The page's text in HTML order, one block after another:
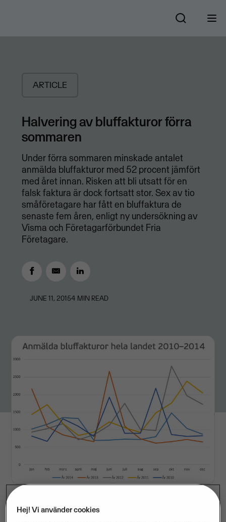
ARTICLE
Halvering av bluffakturor förra
sommaren
Under förra sommaren minskade antalet
anmälda bluffakturor med 52 procent jämfört
med året innan. Risken att bli utsatt för en
falsk faktura är dock fortsatt stor. Sex av tio
småföretagare har fått en bluffaktura de
senaste fem åren, enligt ny undersökning av
Visma och Företagarförbundet Fria
Företagare.
JUNE 11, 20154 MIN READ
Hej! Vi använder cookies